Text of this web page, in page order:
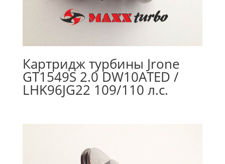
Картридж турбины Jrone
GT1549S 2.0 DW10ATED /
LHK96JG22 109/110 л.с.